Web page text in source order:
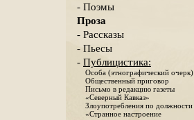
- Поэмы
Проза
- Рассказы
- Пьесы
- Публицистика:
Особа (этнографический очерк)
Общественный приговор
Письмо в редакцию газеты
«Северный Кавказ»
Злоупотребления по должности
«Странное настроение